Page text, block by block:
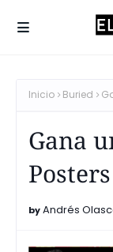
Inicio Buried
Gana
Posters
Andrés